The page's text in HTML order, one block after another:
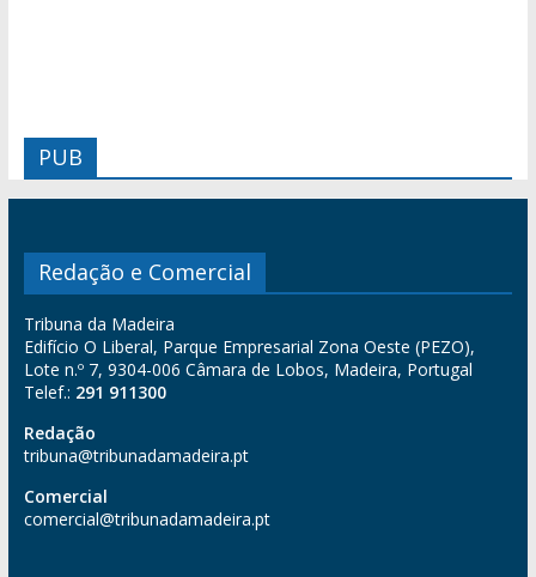
PUB
Redação e Comercial
Tribuna da Madeira
Edifício O Liberal, Parque Empresarial Zona Oeste (PEZO),
Lote n.º 7, 9304-006 Câmara de Lobos, Madeira, Portugal
Telef.: 291 911300
Redação
tribuna@tribunadamadeira.pt
Comercial
comercial@tribunadamadeira.pt